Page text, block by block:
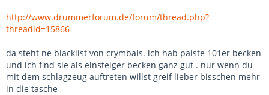
http://www.drummerforum.de/forum/thread.php?
threadid=15866
da steht ne blacklist von crymbals. ich hab paiste 101er becken
und ich find sie als einsteiger becken ganz gut . nur wenn du
mit dem schlagzeug auftreten willst greif lieber bisschen mehr
in die tasche